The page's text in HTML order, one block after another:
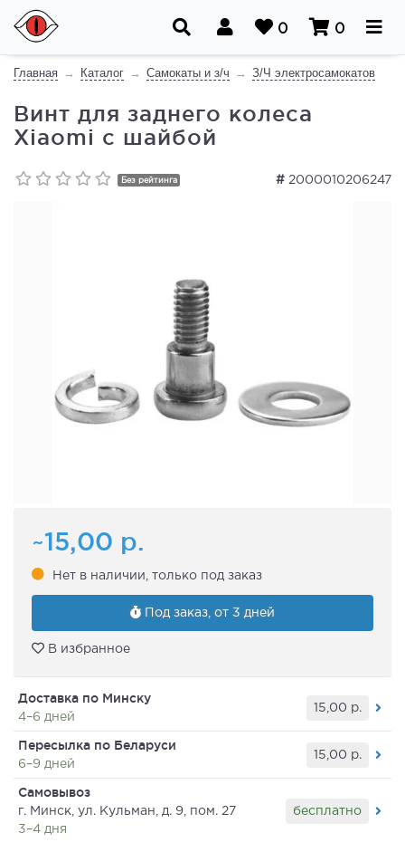
0 0
Главная Каталог Самокаты и з/ч З/Ч электросамокатов
Винт для заднего колеса
Xiaomi с шайбой
# 2000010206247
Без рейтинга
~15,00 р.
Нет в наличии, только под заказ
Под заказ, от 3 дней
В избранное
Доставка по Минску
4–6 дней
15,00 р.
Пересылка по Беларуси
6–9 дней
15,00 р.
Самовывоз
г. Минск, ул. Кульман, д. 9, пом. 27
3–4 дня
бесплатно